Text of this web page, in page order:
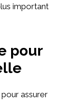
important
pour
assurer